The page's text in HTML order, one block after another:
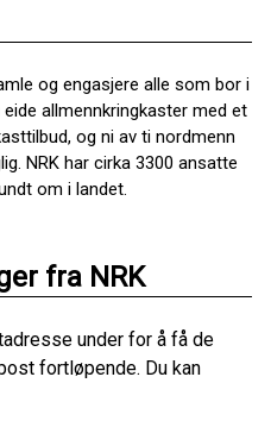
og engasjere alle som bor i
allmennkringkaster med et
og ni av ti nordmenn
NRK har cirka 3300 ansatte
om i landet.
fra NRK
under for å få de
fortløpende. Du kan